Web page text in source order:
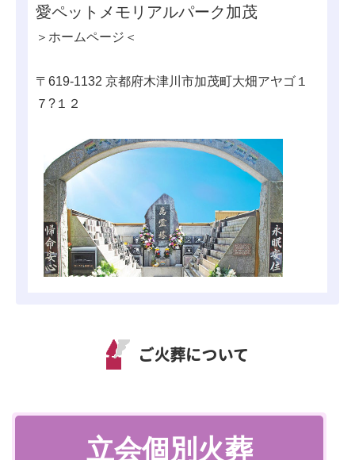
愛ペットメモリアルパーク加茂
＞ホームページ＜
〒619-1132 京都府木津川市加茂町大畑アヤゴ１
７?１２
ご火葬について
立会個別火葬